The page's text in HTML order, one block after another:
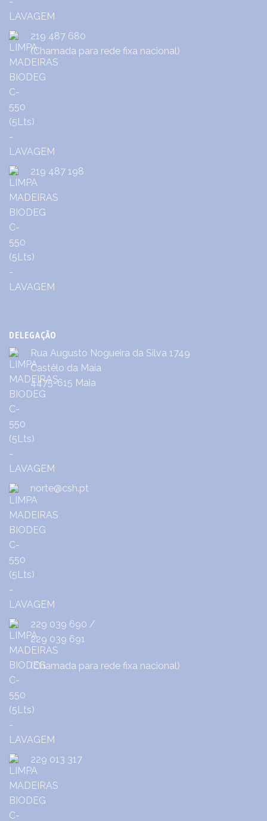
219 487 680
(Chamada para rede fixa nacional)
219 487 198
DELEGAÇÃO
Rua Augusto Nogueira da Silva 1749
Castêlo da Maia
4475-615 Maia
norte@csh.pt
229 039 690 /
229 039 691
(Chamada para rede fixa nacional)
229 013 317